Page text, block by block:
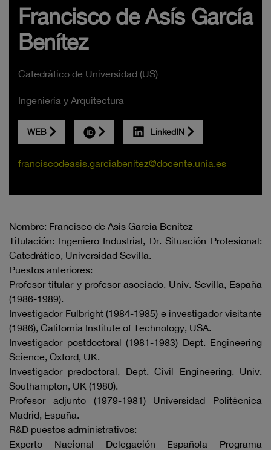
Francisco de Asís García
Benítez
Catedrático de Universidad (US)
Ingeniería y Arquitectura
WEB LinkedIN
franciscodeasis.garciabenitez@docente.unia.es
Nombre: Francisco de Asís García Benítez
Titulación: Ingeniero Industrial, Dr. Situación Profesional:
Catedrático, Universidad Sevilla.
Puestos anteriores:
Profesor titular y profesor asociado, Univ. Sevilla, España
(1986-1989).
Investigador Fulbright (1984-1985) e investigador visitante
(1986), California Institute of Technology, USA.
Investigador postdoctoral (1981-1983) Dept. Engineering
Science, Oxford, UK.
Investigador predoctoral, Dept. Civil Engineering, Univ.
Southampton, UK (1980).
Profesor adjunto (1979-1981) Universidad Politécnica
Madrid, España.
R&D puestos administrativos:
Experto Nacional Delegación Española Programa